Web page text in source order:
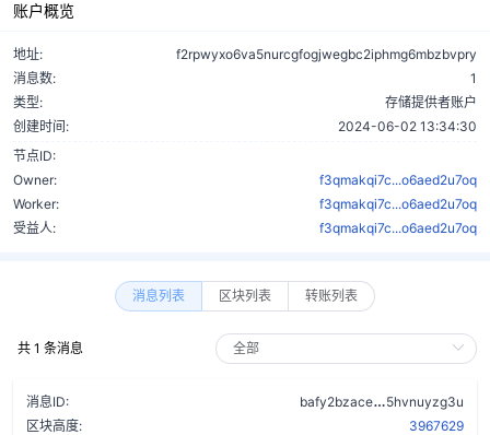
账户概览
地址:
f2rpwyxo6va5nurcgfogjwegbc2iphmg6mbzbvpry
消息数:
1
类型:
存储提供者账户
创建时间:
2024-06-02 13:34:30
节点ID:
Owner:
f3qmakqi7c...o6aed2u7oq
Worker:
f3qmakqi7c...o6aed2u7oq
受益人:
f3qmakqi7c...o6aed2u7oq
消息列表 区块列表 转账列表
共 1 条消息
消息ID: bafy2bzace
5hvnuyzg3u
区块高度:
3967629